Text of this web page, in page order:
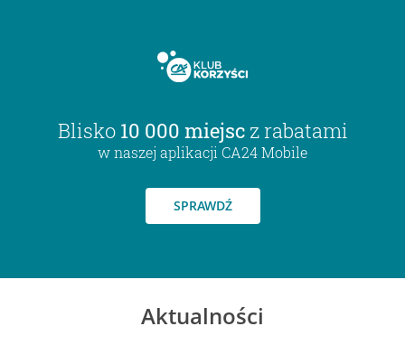
Blisko 10 000 miejsc z rabatami
w naszej aplikacji CA24 Mobile
SPRAWDŹ
Aktualności